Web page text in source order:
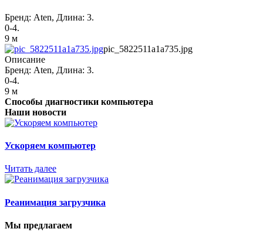
Бренд: Aten, Длина: 3.
0-4.
9 м
pic_5822511a1a735.jpg
Описание
Бренд: Aten, Длина: 3.
0-4.
9 м
Способы диагностики компьютера
Наши новости
Ускоряем компьютер
Читать далее
Реанимация загрузчика
Мы предлагаем